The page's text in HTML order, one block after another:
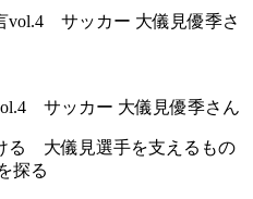
サッカー 大儀見優季さん
る 大儀見選手を支えるもの
探る